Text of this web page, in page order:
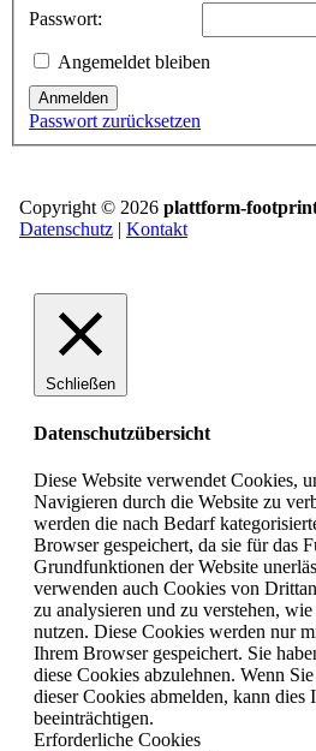
Passwort:
Angemeldet bleiben
Anmelden
Passwort zurücksetzen
Copyright © 2026 plattform-
Datenschutz | Kontakt
Schließen
Datenschutzübersicht
Diese Website verwendet Cookies,
Navigieren durch die Website zu
werden die nach Bedarf
Browser gespeichert, da sie für das
Grundfunktionen der Website
verwenden auch Cookies von
zu analysieren und zu verstehen,
nutzen. Diese Cookies werden nur
Ihrem Browser gespeichert. Sie
diese Cookies abzulehnen. Wenn
dieser Cookies abmelden, kann dies
beeinträchtigen.
Erforderliche Cookies